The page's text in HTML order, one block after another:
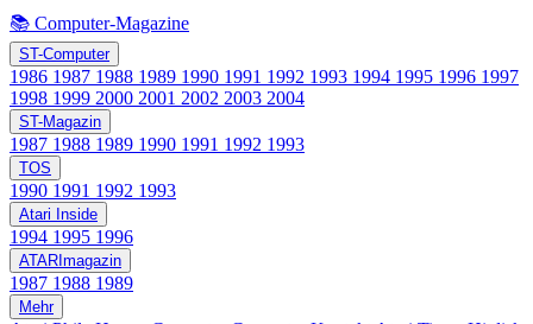
📚 Computer-Magazine
ST-Computer
1986 1987 1988 1989 1990 1991 1992 1993 1994 1995 1996 1997
1998 1999 2000 2001 2002 2003 2004
ST-Magazin
1987 1988 1989 1990 1991 1992 1993
TOS
1990 1991 1992 1993
Atari Inside
1994 1995 1996
ATARImagazin
1987 1988 1989
Mehr